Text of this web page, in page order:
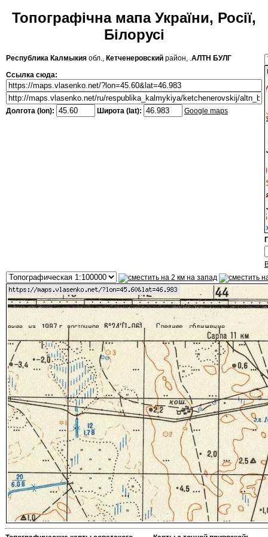
Топографічна мапа України, Росії,
Білорусі
Республика Калмыкия обл., Кетченеровский район, .АЛТН БУЛГ
Ссылка сюда:
Долгота (lon): Широта (lat): Google maps